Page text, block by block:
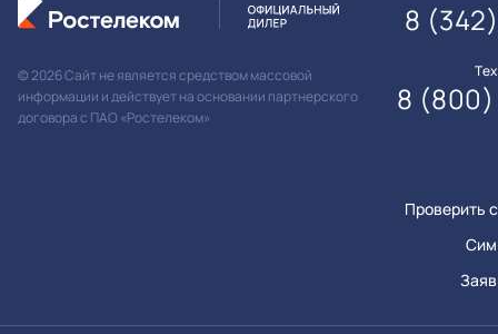
© 2026 Сайт не является средством массовой
информации и действует на основании партнерского
договора с ПАО «Ростелеком»
Проверить
8
8